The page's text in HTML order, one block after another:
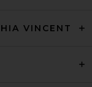
VINCENT